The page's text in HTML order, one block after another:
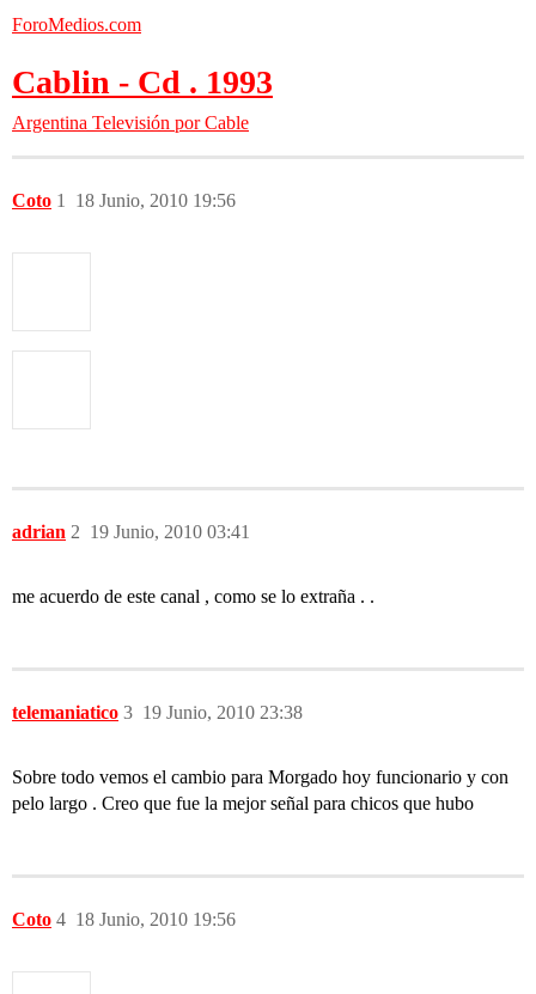
ForoMedios.com
Cablin - Cd . 1993
Argentina Televisión por Cable
Coto 18 Junio, 2010 19:56
1
adrian 19 Junio, 2010 03:41
2
me acuerdo de este canal , como se lo extraña . .
telemaniatico 19 Junio, 2010 23:38
3
Sobre todo vemos el cambio para Morgado hoy funcionario y con
pelo largo . Creo que fue la mejor señal para chicos que hubo
Coto 18 Junio, 2010 19:56
4